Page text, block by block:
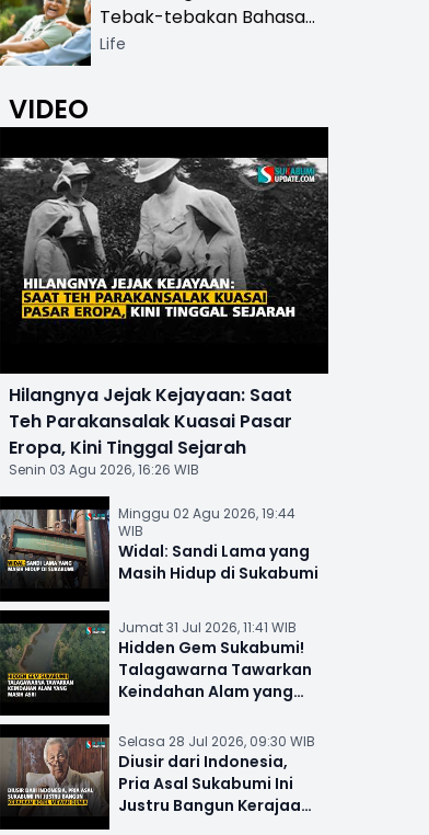
Tebak-tebakan Bahasa
Sunda yang Sangat
Life
VIDEO
Hilangnya Jejak Kejayaan: Saat
Teh Parakansalak Kuasai Pasar
Eropa, Kini Tinggal Sejarah
Senin 03 Agu 2026, 16:26 WIB
Minggu 02 Agu 2026, 19:44
WIB
Widal: Sandi Lama yang
Masih Hidup di Sukabumi
Jumat 31 Jul 2026, 11:41 WIB
Hidden Gem Sukabumi!
Talagawarna Tawarkan
Keindahan Alam yang
Selasa 28 Jul 2026, 09:30 WIB
Diusir dari Indonesia,
Pria Asal Sukabumi Ini
Justru Bangun Kerajaan